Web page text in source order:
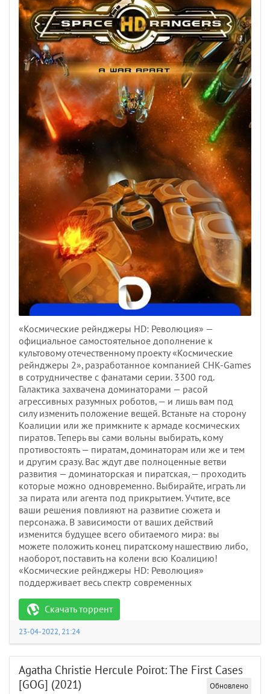
«Космические рейнджеры HD: Революция» —
официальное самостоятельное дополнение к
культовому отечественному проекту «Космические
рейнджеры 2», разработанное компанией СНК-Games
в сотрудничестве с фанатами серии. 3300 год.
Галактика захвачена доминаторами — расой
агрессивных разумных роботов, — и лишь вам под
силу изменить положение вещей. Встаньте на сторону
Коалиции или же примкните к армаде космических
пиратов. Теперь вы сами вольны выбирать, кому
противостоять — пиратам, доминаторам или же и тем
и другим сразу. Вас ждут две полноценные ветви
развития — доминаторская и пиратская, — проходить
которые можно одновременно. Выбирайте, играть ли
за пирата или агента под прикрытием. Учтите, все
ваши решения повлияют на развитие сюжета и
персонажа. В зависимости от ваших действий
изменится будущее всего обитаемого мира: вы
можете положить конец пиратскому нашествию либо,
наоборот, поставить на колени всю Коалицию!
«Космические рейнджеры HD: Революция»
поддерживает весь спектр современных
Скачать торрент
23-04-2022, 21:24
Agatha Christie Hercule Poirot: The First Cases
[GOG] (2021)
Обновлено